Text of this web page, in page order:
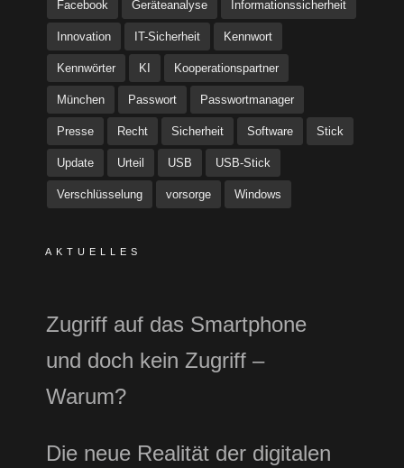
Facebook Geräteanalyse Informationssicherheit
Innovation IT-Sicherheit Kennwort
Kennwörter KI Kooperationspartner
München Passwort Passwortmanager
Presse Recht Sicherheit Software Stick
Update Urteil USB USB-Stick
Verschlüsselung vorsorge Windows
AKTUELLES
Zugriff auf das Smartphone
und doch kein Zugriff –
Warum?
Die neue Realität der digitalen